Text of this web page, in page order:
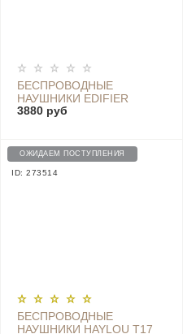
БЕСПРОВОДНЫЕ
НАУШНИКИ EDIFIER
W830BT, ЧЕРНЫЙ CN
3880 руб
ОЖИДАЕМ ПОСТУПЛЕНИЯ
ID: 273514
БЕСПРОВОДНЫЕ
НАУШНИКИ HAYLOU T17